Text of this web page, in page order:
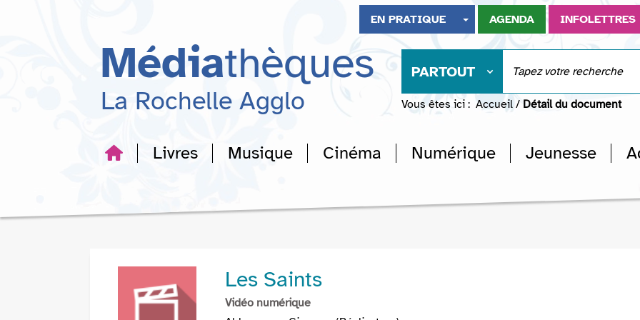
recherche
EN PRATIQUE AGENDA INFOLETTRES
Médiathèques
La Rochelle Agglo
PARTOUT
Vous êtes ici : Accueil / Détail du document
Livres Musique Cinéma Numérique Jeunesse
Les Saints
Vidéo numérique